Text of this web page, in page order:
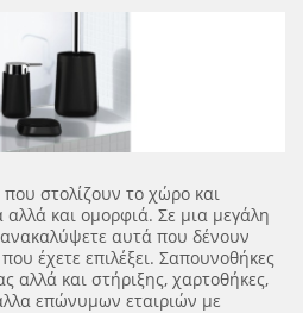
στολίζουν το χώρο και
και ομορφιά. Σε μια μεγάλη
αυτά που δένουν
έχετε επιλέξει. Σαπουνοθήκες
αλλά και στήριξης, χαρτοθήκες,
επώνυμων εταιριών με